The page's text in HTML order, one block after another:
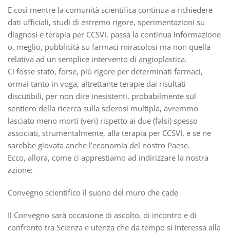
E così mentre la comunità scientifica continua a richiedere
dati ufficiali, studi di estremo rigore, sperimentazioni su
diagnosi e terapia per CCSVI, passa la continua informazione
o, meglio, pubblicità su farmaci miracolosi ma non quella
relativa ad un semplice intervento di angioplastica.
Ci fosse stato, forse, più rigore per determinati farmaci,
ormai tanto in voga, altrettante terapie dai risultati
discutibili, per non dire inesistenti, probabilmente sul
sentiero della ricerca sulla sclerosi multipla, avremmo
lasciato meno morti (veri) rispetto ai due (falsi) spesso
associati, strumentalmente, alla terapia per CCSVI, e se ne
sarebbe giovata anche l’economia del nostro Paese.
Ecco, allora, come ci apprestiamo ad indirizzare la nostra
azione:
Convegno scientifico il suono del muro che cade
Il Convegno sarà occasione di ascolto, di incontro e di
confronto tra Scienza e utenza che da tempo si interessa alla